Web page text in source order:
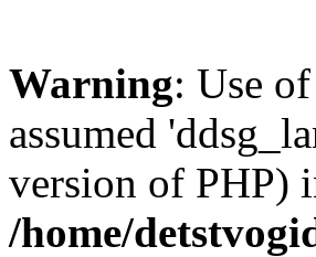
Warning: Use
assumed
version of PHP)
/home/